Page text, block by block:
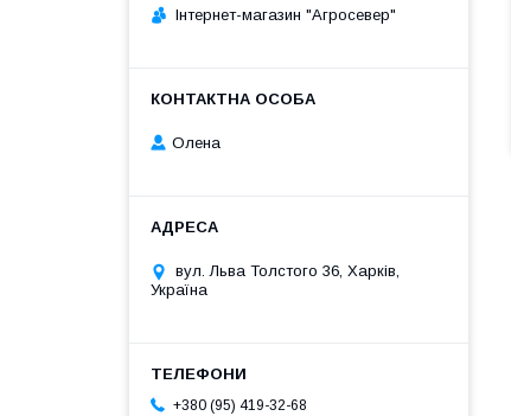
Інтернет-магазин "Агросевер"
Олена
вул. Льва Толстого 36, Харків,
Україна
+380 (95) 419-32-68